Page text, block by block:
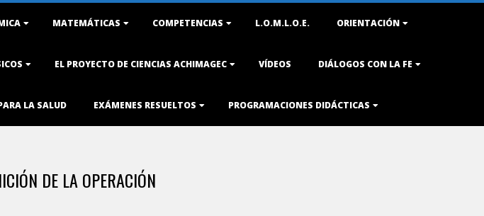
MATEMÁTICAS COMPETENCIAS L.O.M.L.O.E. ORIENTACIÓN
EL PROYECTO DE CIENCIAS ACHIMAGEC VÍDEOS DIÁLOGOS CON LA FE
LA SALUD EXÁMENES RESUELTOS PROGRAMACIONES DIDÁCTICAS
DE LA OPERACIÓN